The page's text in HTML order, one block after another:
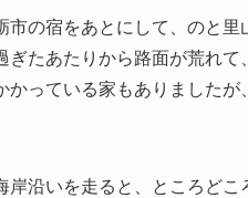
市の宿をあとにして、のと
ぎたあたりから路面が荒れ
っている家もありましたが
岸沿いを走ると、ところど